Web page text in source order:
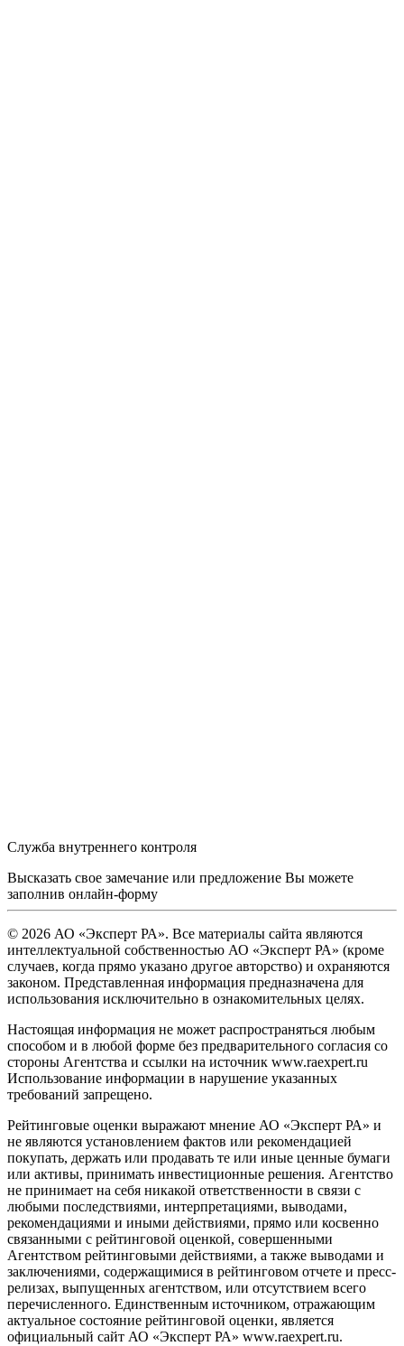
Служба внутреннего контроля
Высказать свое замечание или предложение Вы можете
заполнив онлайн-форму
© 2026 АО «Эксперт РА». Все материалы сайта являются
интеллектуальной собственностью АО «Эксперт РА» (кроме
случаев, когда прямо указано другое авторство) и охраняются
законом. Представленная информация предназначена для
использования исключительно в ознакомительных целях.
Настоящая информация не может распространяться любым
способом и в любой форме без предварительного согласия со
стороны Агентства и ссылки на источник www.raexpert.ru
Использование информации в нарушение указанных
требований запрещено.
Рейтинговые оценки выражают мнение АО «Эксперт РА» и
не являются установлением фактов или рекомендацией
покупать, держать или продавать те или иные ценные бумаги
или активы, принимать инвестиционные решения. Агентство
не принимает на себя никакой ответственности в связи с
любыми последствиями, интерпретациями, выводами,
рекомендациями и иными действиями, прямо или косвенно
связанными с рейтинговой оценкой, совершенными
Агентством рейтинговыми действиями, а также выводами и
заключениями, содержащимися в рейтинговом отчете и пресс-
релизах, выпущенных агентством, или отсутствием всего
перечисленного. Единственным источником, отражающим
актуальное состояние рейтинговой оценки, является
официальный сайт АО «Эксперт РА» www.raexpert.ru.